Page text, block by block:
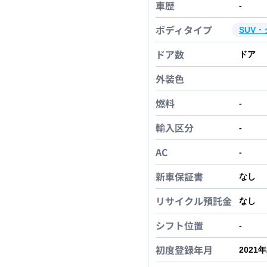
車歴 -
ボディタイプ SUV・
ドア数 ドア
外装色
燃料
-
輸入区分 -
AC -
新車保証書 なし
リサイクル預託金 なし
シフト位置 -
初度登録年月 2021年